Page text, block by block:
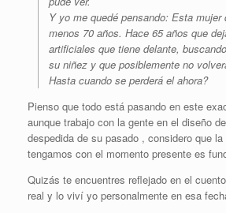
Y yo me quedé pensando: Esta mujer
menos 70 años. Hace 65 años que
artificiales que tiene delante,
su niñez y que posiblemente no
Hasta cuando se perderá el ahora?
Pienso que todo está pasando en este
aunque trabajo con la gente en el diseño
despedida de su pasado , considero que
tengamos con el momento presente es
Quizás te encuentres reflejado en el
real y lo viví yo personalmente en esa